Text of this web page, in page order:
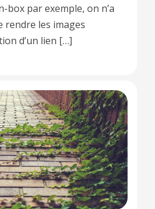
box par exemple, on n’a
rendre les images
d’un lien […]